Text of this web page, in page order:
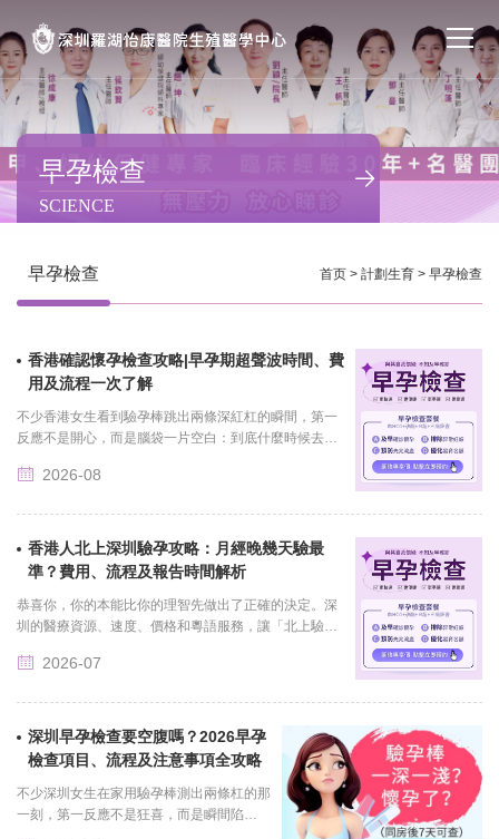
首页
私密處整形
不孕不育
特色门诊
計劃生育
聯繫我們
早孕檢查
SCIENCE
早孕檢查 首页 > 計劃生育 > 早孕檢查
香港確認懷孕檢查攻略|早孕期超聲波時間、費
用及流程一次了解
不少香港女生看到驗孕棒跳出兩條深紅杠的瞬間，第一
反應不是開心，而是腦袋一片空白：到底什麼時候去做
少?超聲波太......
2026-08
香港人北上深圳驗孕攻略：月經晚幾天驗最
準？費用、流程及報告時間解析
恭喜你，你的本能比你的理智先做出了正確的決定。深
圳的醫療資源、速度、價格和粵語服務，讓「北上驗
作。月經遲了幾......
2026-07
深圳早孕檢查要空腹嗎？2026早孕
檢查項目、流程及注意事項全攻略
不少深圳女生在家用驗孕棒測出兩條杠的那
一刻，第一反應不是狂喜，而是瞬間陷